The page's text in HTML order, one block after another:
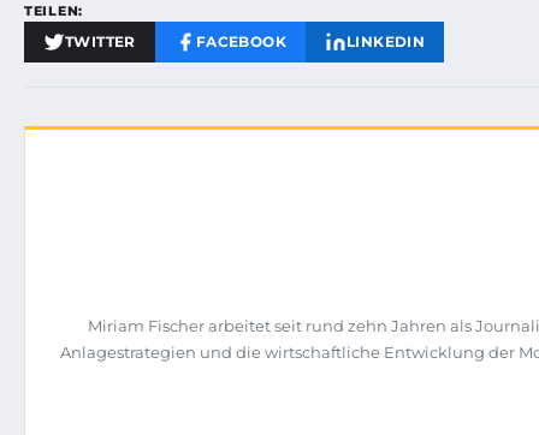
TEILEN:
TWITTER FACEBOOK LINKEDIN
Miriam Fischer arbeitet seit rund zehn Jahren als
Anlagestrategien und die wirtschaftliche Entwicklung der